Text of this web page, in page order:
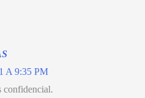
A 9:35 PM
confidencial.